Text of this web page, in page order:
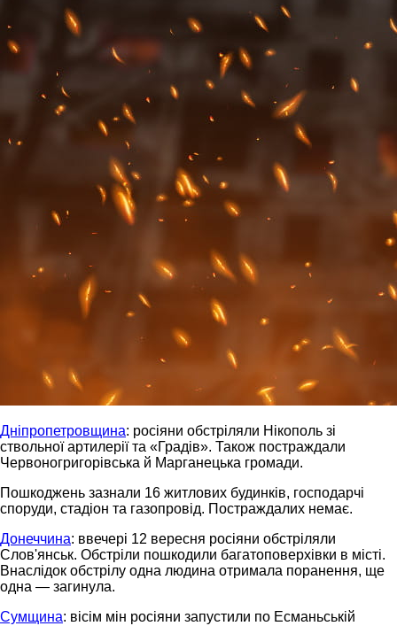
Дніпропетровщина: росіяни обстріляли Нікополь зі
ствольної артилерії та «Градів». Також постраждали
Червоногригорівська й Марганецька громади.
Пошкоджень зазнали 16 житлових будинків, господарчі
споруди, стадіон та газопровід. Постраждалих немає.
Донеччина: ввечері 12 вересня росіяни обстріляли
Слов'янськ. Обстріли пошкодили багатоповерхівки в місті.
Внаслідок обстрілу одна людина отримала поранення, ще
одна — загинула.
Сумщина: вісім мін росіяни запустили по Есманьській